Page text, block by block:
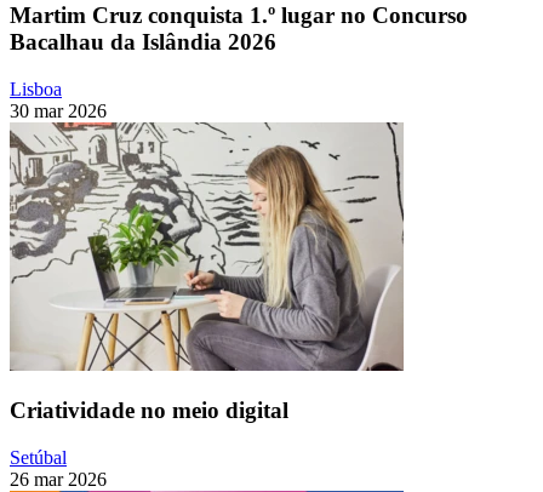
Martim Cruz conquista 1.º lugar no Concurso
Bacalhau da Islândia 2026
Lisboa
30 mar 2026
Criatividade no meio digital
Setúbal
26 mar 2026